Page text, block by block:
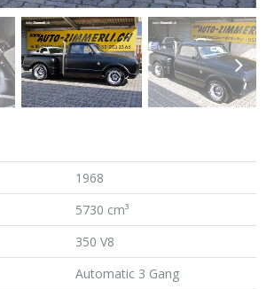
1968
5730 cm³
350 V8
Automatic 3 Gang